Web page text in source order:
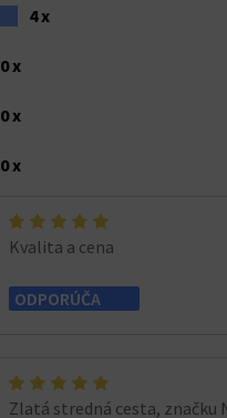
4 x
0 x
0 x
0 x
Kvalita a cena
ODPORÚČA
Zlatá stredná cesta, značku